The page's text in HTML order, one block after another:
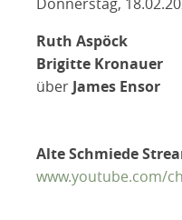
Ruth Aspöck
Brigitte Kronauer
über James Ensor
Alte Schmiede
www.youtube.com/